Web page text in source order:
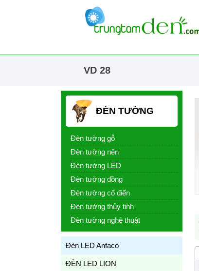
VD 28
ĐÈN TƯỜNG
Đèn tường gỗ
Đèn tường nến
Đèn tường LED
Đèn tường đồng
Đèn tường cổ điển
Đèn tường thủy tinh
Đèn tường nghệ thuật
Đèn LED Anfaco
ĐÈN LED LION